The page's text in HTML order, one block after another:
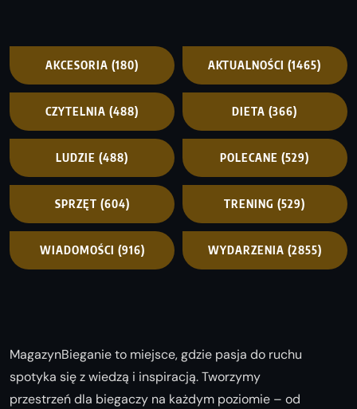
AKCESORIA (180) AKTUALNOŚCI (1465)
CZYTELNIA (488) DIETA (366)
LUDZIE (488) POLECANE (529)
SPRZĘT (604) TRENING (529)
WIADOMOŚCI (916) WYDARZENIA (2855)
MagazynBieganie to miejsce, gdzie pasja do ruchu
spotyka się z wiedzą i inspiracją. Tworzymy
przestrzeń dla biegaczy na każdym poziomie – od